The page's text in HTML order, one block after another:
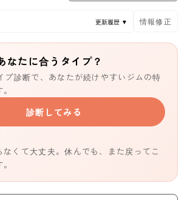
更新履歴 ▼ 情報修正
なたに合うタイプ？
プ診断で、あなたが続けやすいジムの特
診断してみる
なくて大丈夫。休んでも、また戻ってこ